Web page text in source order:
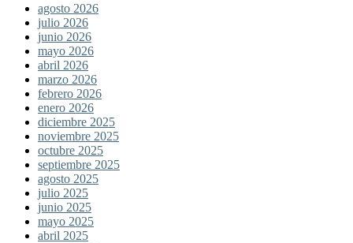
agosto 2026
julio 2026
junio 2026
mayo 2026
abril 2026
marzo 2026
febrero 2026
enero 2026
diciembre 2025
noviembre 2025
octubre 2025
septiembre 2025
agosto 2025
julio 2025
junio 2025
mayo 2025
abril 2025